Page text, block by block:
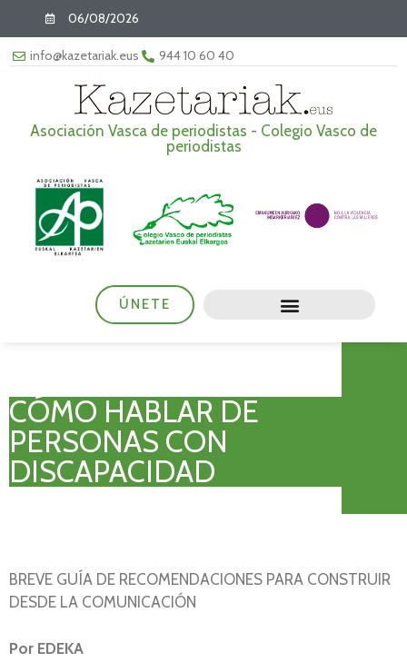
06/08/2026
info@kazetariak.eus 944 10 60 40
Asociación Vasca de periodistas - Colegio Vasco de
periodistas
ÚNETE
CÓMO HABLAR DE
PERSONAS CON
DISCAPACIDAD
BREVE GUÍA DE RECOMENDACIONES PARA CONSTRUIR
DESDE LA COMUNICACIÓN
Por EDEKA